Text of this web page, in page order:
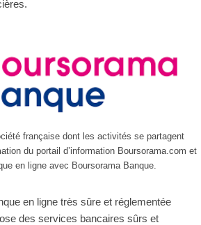
française dont les activités se partagent
du portail d’information Boursorama.com et
en ligne avec Boursorama Banque.
en ligne très sûre et réglementée
des services bancaires sûrs et